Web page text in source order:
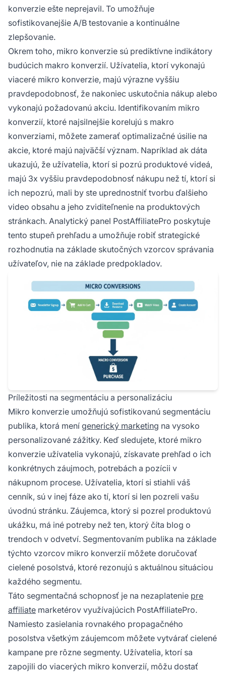
konverzie ešte neprejavil. To umožňuje
sofistikovanejšie A/B testovanie a kontinuálne
zlepšovanie.
Okrem toho, mikro konverzie sú prediktívne indikátory
budúcich makro konverzií. Užívatelia, ktorí vykonajú
viaceré mikro konverzie, majú výrazne vyššiu
pravdepodobnosť, že nakoniec uskutočnia nákup alebo
vykonajú požadovanú akciu. Identifikovaním mikro
konverzií, ktoré najsilnejšie korelujú s makro
konverziami, môžete zamerať optimalizačné úsilie na
akcie, ktoré majú najväčší význam. Napríklad ak dáta
ukazujú, že užívatelia, ktorí si pozrú produktové videá,
majú 3x vyššiu pravdepodobnosť nákupu než tí, ktorí si
ich nepozrú, mali by ste uprednostniť tvorbu ďalšieho
video obsahu a jeho zviditeľnenie na produktových
stránkach. Analytický panel PostAffiliatePro poskytuje
tento stupeň prehľadu a umožňuje robiť strategické
rozhodnutia na základe skutočných vzorcov správania
užívateľov, nie na základe predpokladov.
Príležitosti na segmentáciu a personalizáciu
Mikro konverzie umožňujú sofistikovanú segmentáciu
publika, ktorá mení generický marketing na vysoko
personalizované zážitky. Keď sledujete, ktoré mikro
konverzie užívatelia vykonajú, získavate prehľad o ich
konkrétnych záujmoch, potrebách a pozícii v
nákupnom procese. Užívatelia, ktorí si stiahli váš
cenník, sú v inej fáze ako tí, ktorí si len pozreli vašu
úvodnú stránku. Záujemca, ktorý si pozrel produktovú
ukážku, má iné potreby než ten, ktorý číta blog o
trendoch v odvetví. Segmentovaním publika na základe
týchto vzorcov mikro konverzií môžete doručovať
cielené posolstvá, ktoré rezonujú s aktuálnou situáciou
každého segmentu.
Táto segmentačná schopnosť je na nezaplatenie pre
affiliate marketérov využívajúcich PostAffiliatePro.
Namiesto zasielania rovnakého propagačného
posolstva všetkým záujemcom môžete vytvárať cielené
kampane pre rôzne segmenty. Užívatelia, ktorí sa
zapojili do viacerých mikro konverzií, môžu dostať